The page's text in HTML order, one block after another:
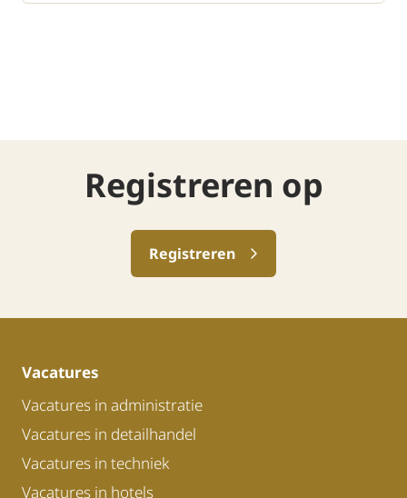
Registreren op
Registreren
Vacatures
Vacatures in administratie
Vacatures in detailhandel
Vacatures in techniek
Vacatures in hotels